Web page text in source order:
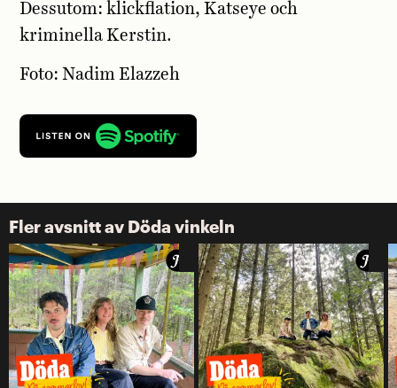
Dessutom: klickflation, Katseye och
kriminella Kerstin.
Foto: Nadim Elazzeh
Fler avsnitt av Döda vinkeln